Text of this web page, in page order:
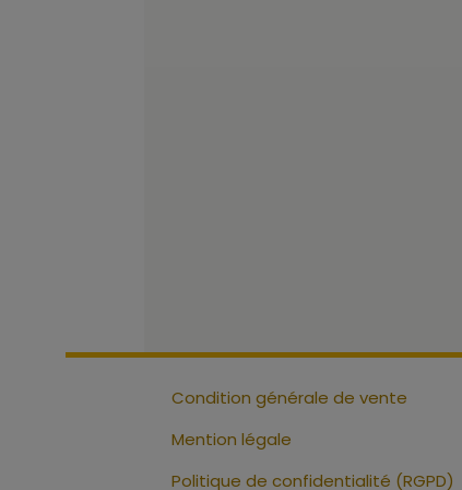
Condition générale de vente
Mention légale
Politique de confidentialité (RGPD)